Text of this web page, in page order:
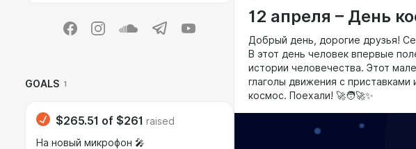
GOALS 1
$265.51 of $261 raised
На новый микрофон 🎤
12 апреля – День
Добрый день, дорогие друзья!
В этот день человек впервые
истории человечества. Этот
глаголы движения с
космос. Поехали! 🚀🧑‍🚀✨